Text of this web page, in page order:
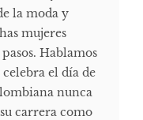
la moda y
mujeres
Hablamos
celebra el día de
nunca
carrera como